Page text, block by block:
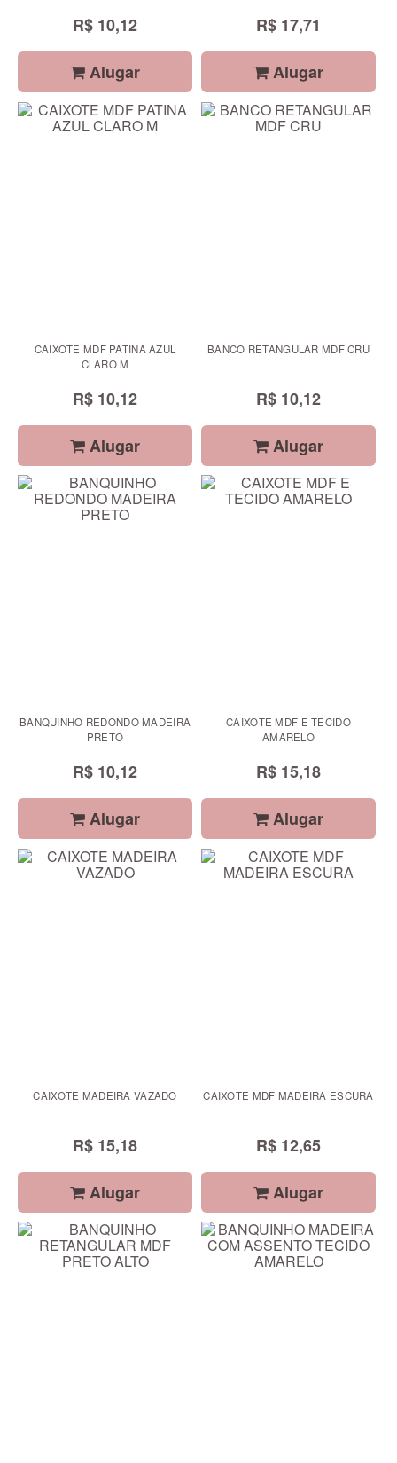
R$ 10,12
Alugar
R$ 17,71
Alugar
CAIXOTE MDF PATINA AZUL
CLARO M
R$ 10,12
Alugar
BANCO RETANGULAR MDF CRU
R$ 10,12
Alugar
BANQUINHO REDONDO MADEIRA
PRETO
R$ 10,12
Alugar
CAIXOTE MDF E TECIDO
AMARELO
R$ 15,18
Alugar
CAIXOTE MADEIRA VAZADO
R$ 15,18
Alugar
CAIXOTE MDF MADEIRA ESCURA
R$ 12,65
Alugar